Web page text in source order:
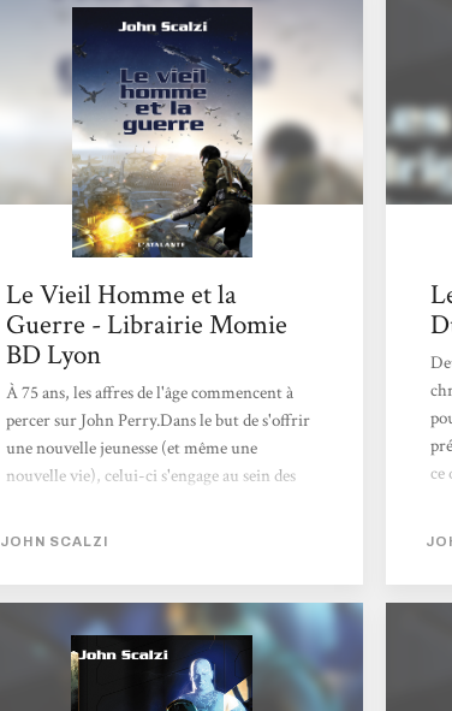
Le Vieil Homme et la
Guerre - Librairie Momie
BD Lyon
À 75 ans, les affres de l'âge commencent à
percer sur John Perry.Dans le but de s'offrir
une nouvelle jeunesse (et même une
nouvelle vie), celui-ci s'engage au sein des
de défendre l'humanité là-haut, dans les
le chemin vers les joies du rajeunissement
n'est pas de tout repos, et il faudra bien plus
que quelques remarques acerbes pour
survivre à la stupidité de la guerre. Premier
tome d'une pentalogie primée, John Scalzi
JOHN SCALZI
ce